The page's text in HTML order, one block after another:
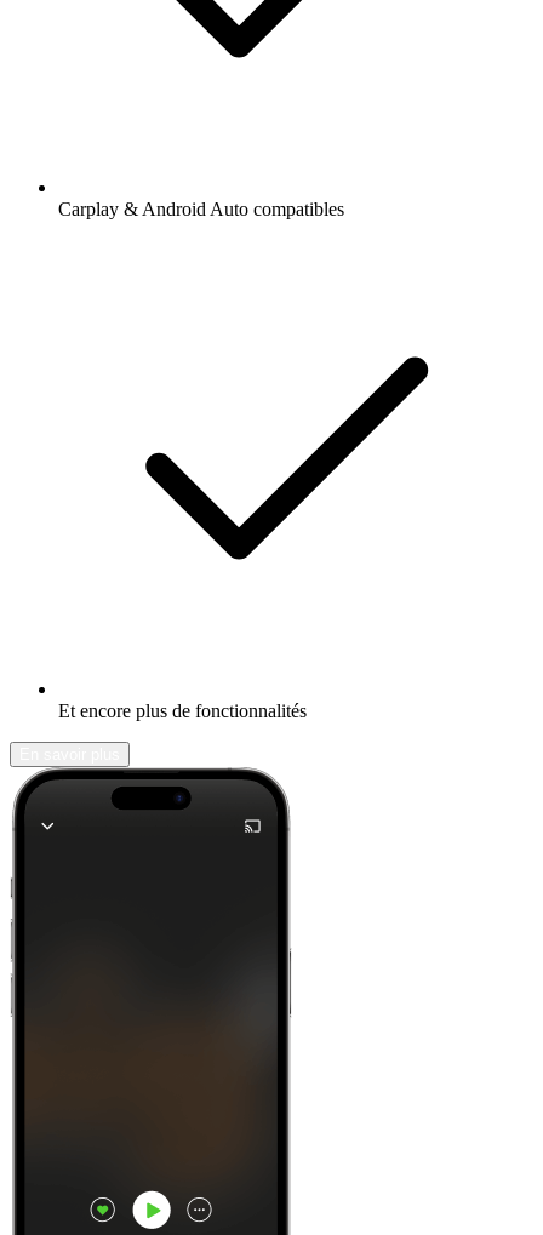
Carplay & Android Auto compatibles
Et encore plus de fonctionnalités